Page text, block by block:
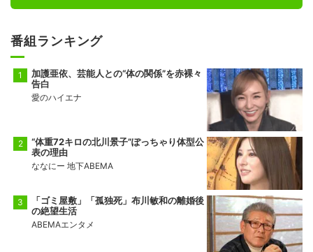
番組ランキング
加護亜依、芸能人との“体の関係”を赤裸々
告白
愛のハイエナ
“体重72キロの北川景子”ぽっちゃり体型公
表の理由
ななにー 地下ABEMA
「ゴミ屋敷」「孤独死」布川敏和の離婚後
の絶望生活
ABEMAエンタメ